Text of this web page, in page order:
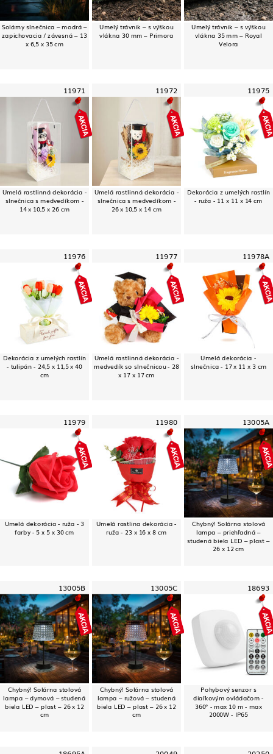
Solárny slnečnica – modrá –
zapichovacia / závesná – 13
x 6,5 x 35 cm
Umelý trávnik – s výškou
vlákna 30 mm – Primora
Umelý trávnik – s výškou
vlákna 35 mm – Royal
Velora
11971
Umelá rastlinná dekorácia -
slnečnica s medvedíkom -
14 x 10,5 x 26 cm
11972
Umelá rastlinná dekorácia -
slnečnica s medvedíkom -
26 x 10,5 x 14 cm
11975
Dekorácia z umelých rastlín
- ruža - 11 x 11 x 14 cm
11976
Dekorácia z umelých rastlín
- tulipán - 24,5 x 11,5 x 40
cm
11977
Umelá rastlinná dekorácia -
medvedík so slnečnicou - 28
x 17 x 17 cm
11978A
Umelá dekorácia -
slnečnica - 17 x 11 x 3 cm
11979
Umelá dekorácia - ruža - 3
farby - 5 x 5 x 30 cm
11980
Umelá rastlina dekorácia -
ruža - 23 x 16 x 8 cm
13005A
Chybný! Solárna stolová
lampa – priehľadná –
studená biela LED – plast –
26 x 12 cm
13005B
Chybný! Solárna stolová
lampa – dymová – studená
biela LED – plast – 26 x 12
cm
13005C
Chybný! Solárna stolová
lampa – ružová – studená
biela LED – plast – 26 x 12
cm
18693
Pohybový senzor s
diaľkovým ovládačom -
360° - max 10 m - max
2000W - IP65